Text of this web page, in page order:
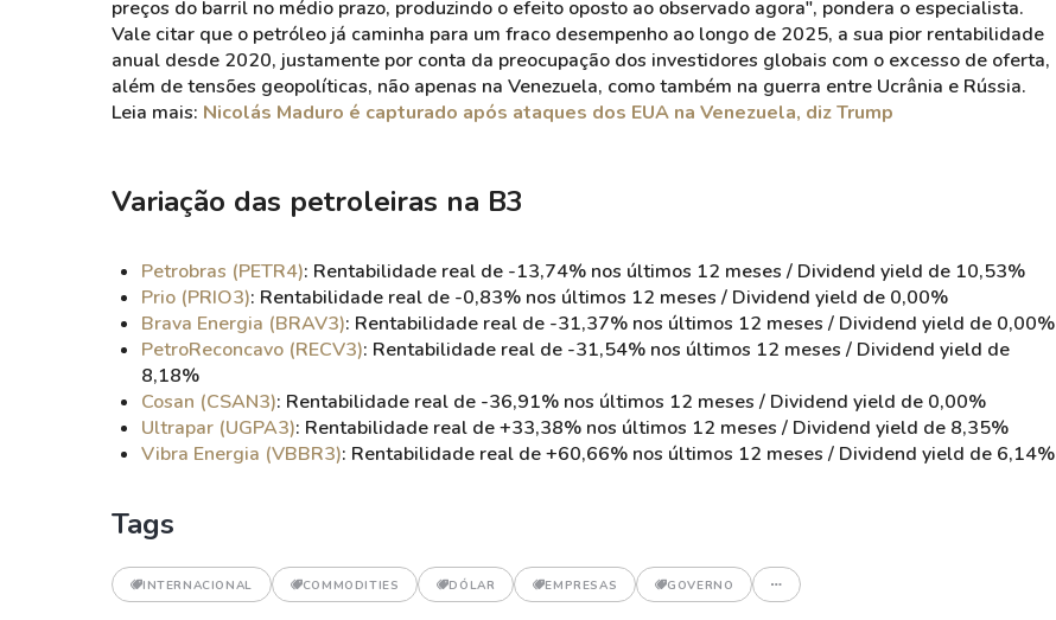
preços do barril no médio prazo, produzindo o efeito oposto ao observado agora", pondera o especialista.
Vale citar que o petróleo já caminha para um fraco desempenho ao longo de 2025, a sua pior rentabilidade
anual desde 2020, justamente por conta da preocupação dos investidores globais com o excesso de oferta,
além de tensões geopolíticas, não apenas na Venezuela, como também na guerra entre Ucrânia e Rússia.
Leia mais: Nicolás Maduro é capturado após ataques dos EUA na Venezuela, diz Trump
Variação das petroleiras na B3
Petrobras (PETR4): Rentabilidade real de -13,74% nos últimos 12 meses / Dividend yield de 10,53%
Prio (PRIO3): Rentabilidade real de -0,83% nos últimos 12 meses / Dividend yield de 0,00%
Brava Energia (BRAV3): Rentabilidade real de -31,37% nos últimos 12 meses / Dividend yield de 0,00%
PetroReconcavo (RECV3): Rentabilidade real de -31,54% nos últimos 12 meses / Dividend yield de
8,18%
Cosan (CSAN3): Rentabilidade real de -36,91% nos últimos 12 meses / Dividend yield de 0,00%
Ultrapar (UGPA3): Rentabilidade real de +33,38% nos últimos 12 meses / Dividend yield de 8,35%
Vibra Energia (VBBR3): Rentabilidade real de +60,66% nos últimos 12 meses / Dividend yield de 6,14%
Tags
INTERNACIONAL COMMODITIES DÓLAR EMPRESAS GOVERNO